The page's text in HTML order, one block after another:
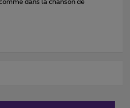
dans la chanson de